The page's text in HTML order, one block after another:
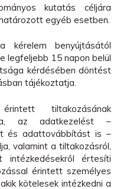
kutatás céljára
egyéb esetben.
benyújtásától
legfeljebb 15 napon belül
kérdésében döntést
tájékoztatja.
tiltakozásának
az adatkezelést –
és adattovábbítást is –
valamint a tiltakozásról,
értesíti
érintett személyes
kötelesek intézkedni a